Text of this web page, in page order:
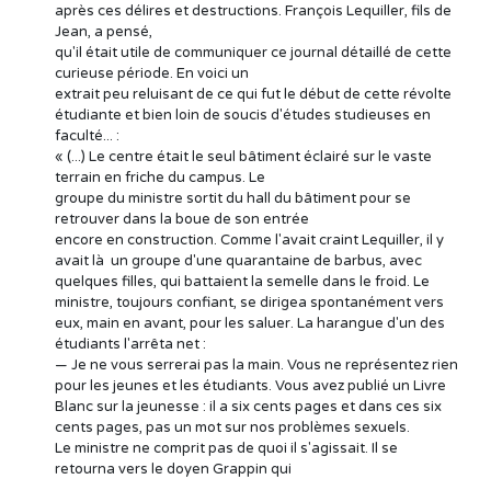
après ces délires et destructions. François Lequiller, fils de
Jean, a pensé,
qu'il était utile de communiquer ce journal détaillé de cette
curieuse période. En voici un
extrait peu reluisant de ce qui fut le début de cette révolte
étudiante et bien loin de soucis d'études studieuses en
faculté... :
« (...) Le centre était le seul bâtiment éclairé sur le vaste
terrain en friche du campus. Le
groupe du ministre sortit du hall du bâtiment pour se
retrouver dans la boue de son entrée
encore en construction. Comme l'avait craint Lequiller, il y
avait là un groupe d'une quarantaine de barbus, avec
quelques filles, qui battaient la semelle dans le froid. Le
ministre, toujours confiant, se dirigea spontanément vers
eux, main en avant, pour les saluer. La harangue d'un des
étudiants l'arrêta net :
— Je ne vous serrerai pas la main. Vous ne représentez rien
pour les jeunes et les étudiants. Vous avez publié un Livre
Blanc sur la jeunesse : il a six cents pages et dans ces six
cents pages, pas un mot sur nos problèmes sexuels.
Le ministre ne comprit pas de quoi il s'agissait. Il se
retourna vers le doyen Grappin qui